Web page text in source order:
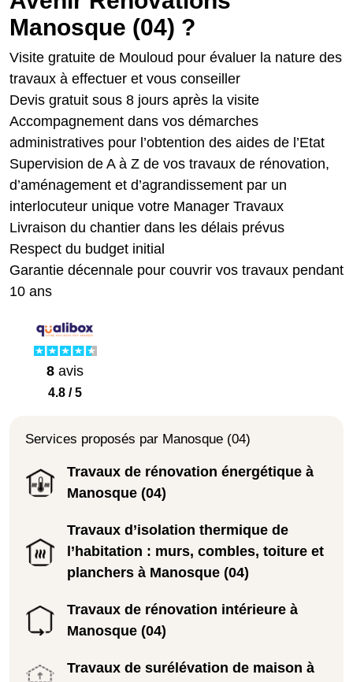
Manosque (04) ?
Visite gratuite de Mouloud pour évaluer la nature des
travaux à effectuer et vous conseiller
Devis gratuit sous 8 jours après la visite
Accompagnement dans vos démarches
administratives pour l’obtention des aides de l’Etat
Supervision de A à Z de vos travaux de rénovation,
d’aménagement et d’agrandissement par un
interlocuteur unique votre Manager Travaux
Livraison du chantier dans les délais prévus
Respect du budget initial
Garantie décennale pour couvrir vos travaux pendant
10 ans
8 avis
4.8 / 5
Services proposés par Manosque (04)
Travaux de rénovation énergétique à
Manosque (04)
Travaux d’isolation thermique de
l’habitation : murs, combles, toiture et
planchers à Manosque (04)
Travaux de rénovation intérieure à
Manosque (04)
Travaux de surélévation de maison à